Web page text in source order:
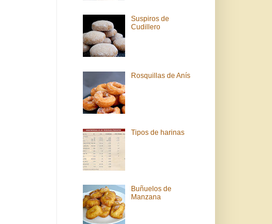
Suspiros de
Cudillero
Rosquillas de Anís
Tipos de harinas
Buñuelos de
Manzana